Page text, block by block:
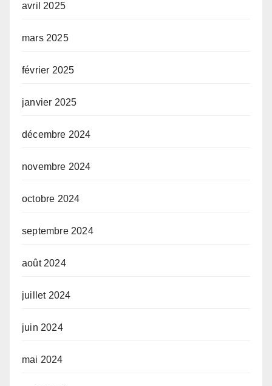
avril 2025
mars 2025
février 2025
janvier 2025
décembre 2024
novembre 2024
octobre 2024
septembre 2024
août 2024
juillet 2024
juin 2024
mai 2024